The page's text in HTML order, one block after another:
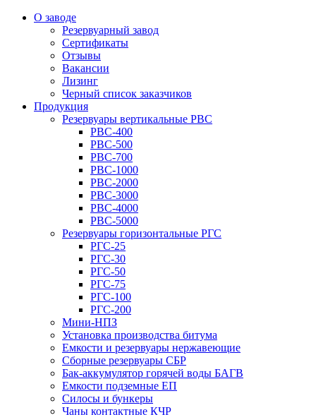
О заводе
Резервуарный завод
Сертификаты
Отзывы
Вакансии
Лизинг
Черный список заказчиков
Продукция
Резервуары вертикальные РВС
РВС-400
РВС-500
РВС-700
РВС-1000
РВС-2000
РВС-3000
РВС-4000
РВС-5000
Резервуары горизонтальные РГС
РГС-25
РГС-30
РГС-50
РГС-75
РГС-100
РГС-200
Мини-НПЗ
Установка производства битума
Емкости и резервуары нержавеющие
Сборные резервуары СБР
Бак-аккумулятор горячей воды БАГВ
Емкости подземные ЕП
Силосы и бункеры
Чаны контактные КЧР